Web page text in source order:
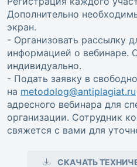
Дополнительно
экран.
- Организовать рассылку
информацией о вебинаре.
индивидуально.
- Подать заявку в
на metodolog@antiplagiat.ru
адресного вебинара для
организации. Сотрудник
свяжется с вами для
СКАЧАТЬ